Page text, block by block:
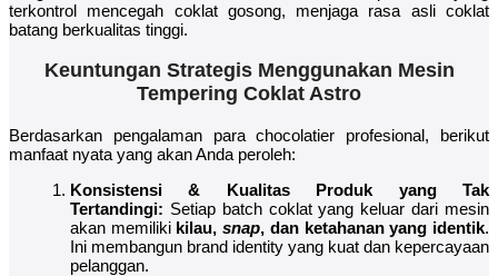
terkontrol mencegah coklat gosong, menjaga rasa asli coklat
batang berkualitas tinggi.
Keuntungan Strategis Menggunakan Mesin
Tempering Coklat Astro
Berdasarkan pengalaman para chocolatier profesional, berikut
manfaat nyata yang akan Anda peroleh:
Konsistensi & Kualitas Produk yang Tak
Tertandingi: Setiap batch coklat yang keluar dari mesin
akan memiliki kilau,snap, dan ketahanan yang identik.
Ini membangun brand identity yang kuat dan kepercayaan
pelanggan.